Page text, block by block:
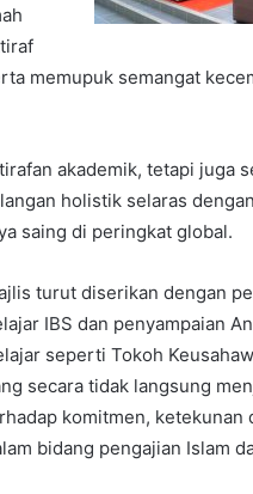
memupuk semangat
akademik, tetapi juga
holistik selaras
saing di peringkat global.
turut diserikan dengan
IBS dan penyampaian
seperti Tokoh
secara tidak langsung
komitmen, ketekunan
bidang pengajian Islam